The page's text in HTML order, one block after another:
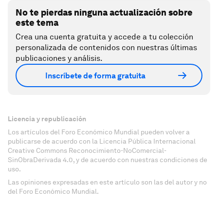
No te pierdas ninguna actualización sobre
este tema
Crea una cuenta gratuita y accede a tu colección
personalizada de contenidos con nuestras últimas
publicaciones y análisis.
Inscríbete de forma gratuita
Licencia y republicación
Los artículos del Foro Económico Mundial pueden volver a
publicarse de acuerdo con la Licencia Pública Internacional
Creative Commons Reconocimiento-NoComercial-
SinObraDerivada 4.0, y de acuerdo con nuestras condiciones de
uso.
Las opiniones expresadas en este artículo son las del autor y no
del Foro Económico Mundial.